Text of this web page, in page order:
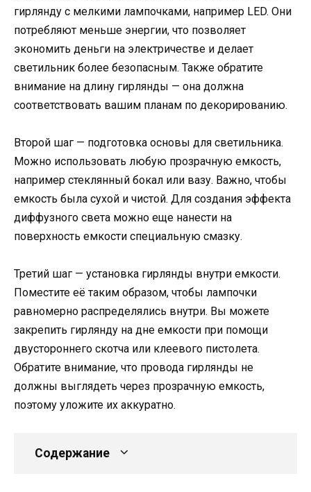
гирлянду с мелкими лампочками, например LED. Они
потребляют меньше энергии, что позволяет
экономить деньги на электричестве и делает
светильник более безопасным. Также обратите
внимание на длину гирлянды — она должна
соответствовать вашим планам по декорированию.
Второй шаг — подготовка основы для светильника.
Можно использовать любую прозрачную емкость,
например стеклянный бокал или вазу. Важно, чтобы
емкость была сухой и чистой. Для создания эффекта
диффузного света можно еще нанести на
поверхность емкости специальную смазку.
Третий шаг — установка гирлянды внутри емкости.
Поместите её таким образом, чтобы лампочки
равномерно распределялись внутри. Вы можете
закрепить гирлянду на дне емкости при помощи
двустороннего скотча или клеевого пистолета.
Обратите внимание, что провода гирлянды не
должны выглядеть через прозрачную емкость,
поэтому уложите их аккуратно.
Содержание